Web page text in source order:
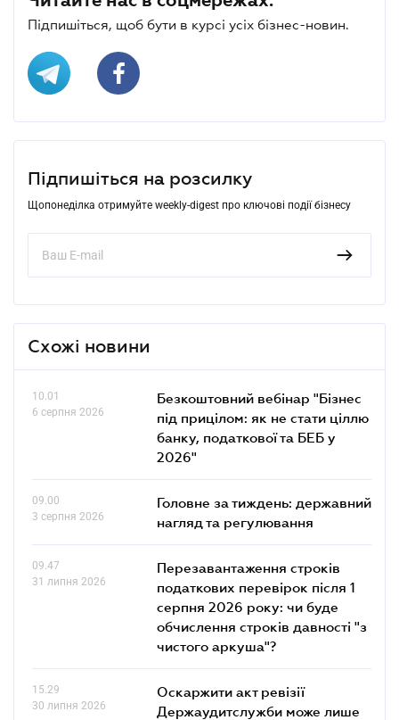
Підпишіться, щоб бути в курсі усіх бізнес-новин.
Підпишіться на розсилку
Щопонеділка отримуйте weekly-digest про ключові події бізнесу
Схожі новини
10.01
6 серпня 2026
Безкоштовний вебінар "Бізнес
під прицілом: як не стати ціллю
банку, податкової та БЕБ у
2026"
09.00
3 серпня 2026
Головне за тиждень: державний
нагляд та регулювання
09.47
31 липня 2026
Перезавантаження строків
податкових перевірок після 1
серпня 2026 року: чи буде
обчислення строків давності "з
чистого аркуша"?
15.29
30 липня 2026
Оскаржити акт ревізії
Держаудитслужби може лише